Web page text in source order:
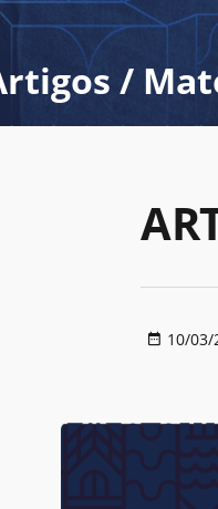
/
10/03/